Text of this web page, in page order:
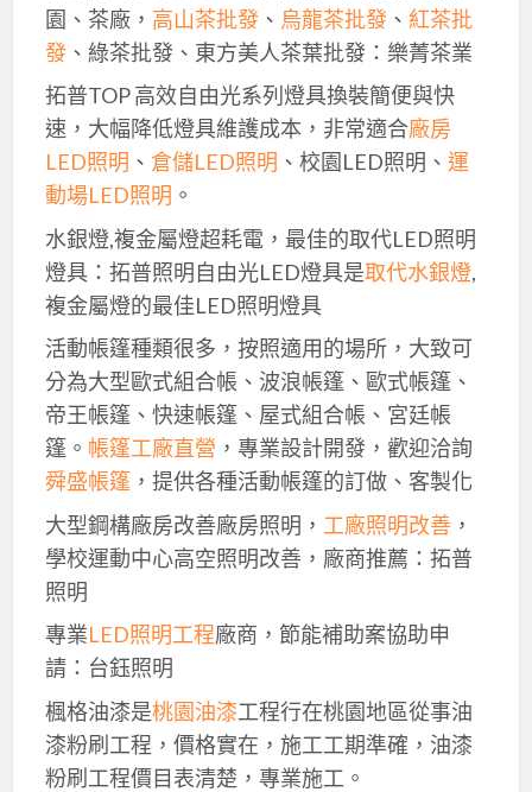
園、茶廠， 高山茶批發、 烏龍茶批發、 紅茶批
發、綠茶批發、東方美人茶葉批發：樂菁茶業
拓普TOP 高效自由光系列燈具換裝簡便與快
速，大幅降低燈具維護成本，非常適合廠房
LED照明 、 倉儲LED照明 、校園LED照明、 運
動場LED照明 。
水銀燈,複金屬燈超耗電，最佳的取代LED照明
燈具：拓普照明自由光LED燈具是取代水銀燈,
複金屬燈的最佳LED照明燈具
活動帳篷種類很多，按照適用的場所，大致可
分為大型歐式組合帳、波浪帳篷、歐式帳篷、
帝王帳篷、快速帳篷、屋式組合帳、宮廷帳
篷。 帳篷工廠直營 ，專業設計開發，歡迎洽詢
舜盛帳篷，提供各種活動帳篷的訂做、客製化
大型鋼構廠房改善廠房照明， 工廠照明改善，
學校運動中心高空照明改善，廠商推薦：拓普
照明
專業LED照明工程廠商，節能補助案協助申
請：台鈺照明
楓格油漆是桃園油漆工程行在桃園地區從事油
漆粉刷工程，價格實在，施工工期準確，油漆
粉刷工程價目表清楚，專業施工。